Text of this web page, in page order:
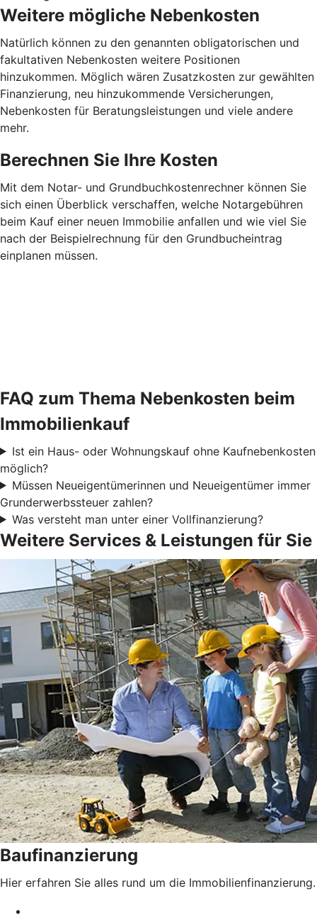
Weitere mögliche Nebenkosten
Natürlich können zu den genannten obligatorischen und
fakultativen Nebenkosten weitere Positionen
hinzukommen. Möglich wären Zusatzkosten zur gewählten
Finanzierung, neu hinzukommende Versicherungen,
Nebenkosten für Beratungsleistungen und viele andere
mehr.
Berechnen Sie Ihre Kosten
Mit dem Notar- und Grundbuchkostenrechner können Sie
sich einen Überblick verschaffen, welche Notargebühren
beim Kauf einer neuen Immobilie anfallen und wie viel Sie
nach der Beispielrechnung für den Grundbucheintrag
einplanen müssen.
FAQ zum Thema Nebenkosten beim
Immobilienkauf
Ist ein Haus- oder Wohnungskauf ohne Kaufnebenkosten
möglich?
Müssen Neueigentümerinnen und Neueigentümer immer
Grunderwerbssteuer zahlen?
Was versteht man unter einer Vollfinanzierung?
Weitere Services & Leistungen für Sie
Baufinanzierung
Hier erfahren Sie alles rund um die Immobilienfinanzierung.